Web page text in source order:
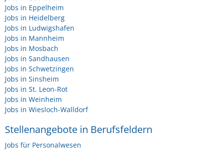
Jobs in Eppelheim
Jobs in Heidelberg
Jobs in Ludwigshafen
Jobs in Mannheim
Jobs in Mosbach
Jobs in Sandhausen
Jobs in Schwetzingen
Jobs in Sinsheim
Jobs in St. Leon-Rot
Jobs in Weinheim
Jobs in Wiesloch-Walldorf
Stellenangebote in Berufsfeldern
Jobs für Personalwesen